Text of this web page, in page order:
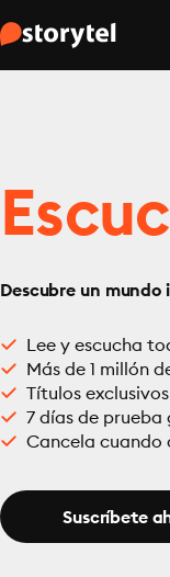
Descubre un
Lee y escucha
Más de 1 millón
Títulos
7 días de prueba
Cancela cuando
Suscríbete